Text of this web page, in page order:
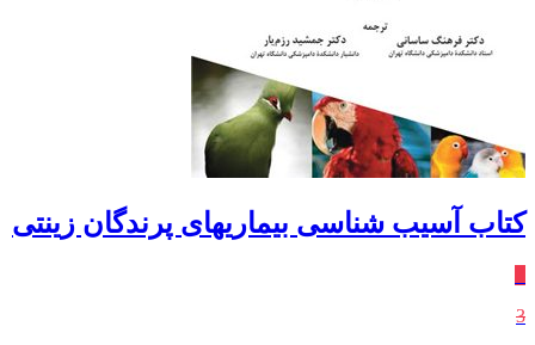
کتاب آسیب شناسی بیماریهای پرندگان زینتی
3